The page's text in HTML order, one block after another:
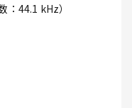
：44.1 kHz）